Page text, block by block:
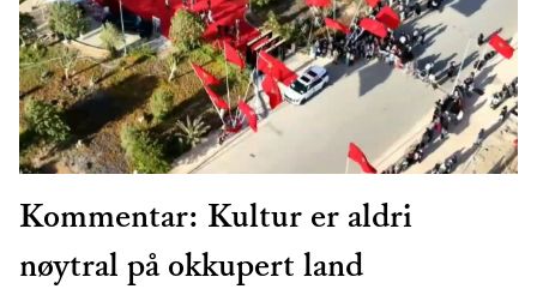
Kommentar: Kultur er aldri
nøytral på okkupert land